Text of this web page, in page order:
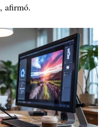
, afirmó.